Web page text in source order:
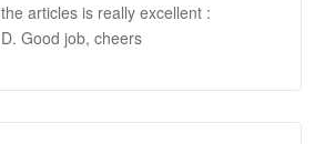
the articles is really excellent :
D. Good job, cheers